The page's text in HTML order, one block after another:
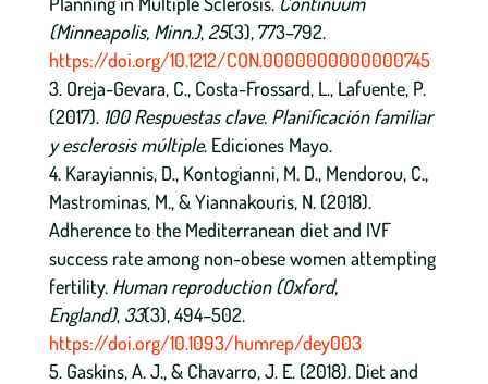
(Minneapolis, Minn.), 25(3), 773–792.
https://doi.org/10.1212/CON.0000000000000745
Oreja-Gevara, C., Costa-Frossard, L., Lafuente, P.
(2017). 100 Respuestas clave. Planificación familiar
y esclerosis múltiple. Ediciones Mayo.
Karayiannis, D., Kontogianni, M. D., Mendorou, C.,
Mastrominas, M., & Yiannakouris, N. (2018).
Adherence to the Mediterranean diet and IVF
success rate among non-obese women attempting
fertility. Human reproduction (Oxford,
England), 33(3), 494–502.
https://doi.org/10.1093/humrep/dey003
Gaskins, A. J., & Chavarro, J. E. (2018). Diet and